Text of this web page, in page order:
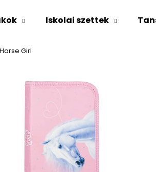
Iskolai szettek
Girl
Mit keres?
Ajánljuk